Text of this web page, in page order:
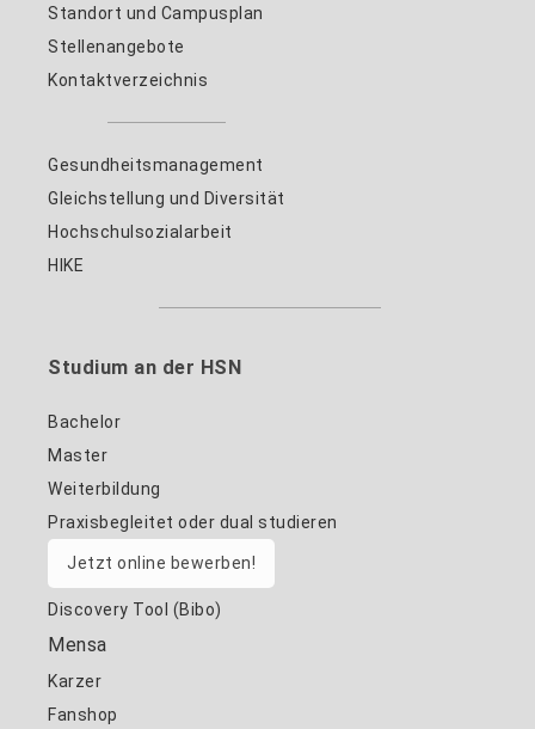
Standort und Campusplan
Stellenangebote
Kontaktverzeichnis
Gesundheitsmanagement
Gleichstellung und Diversität
Hochschulsozialarbeit
HIKE
Studium an der HSN
Bachelor
Master
Weiterbildung
Praxisbegleitet oder dual studieren
Jetzt online bewerben!
Discovery Tool (Bibo)
Mensa
Karzer
Fanshop